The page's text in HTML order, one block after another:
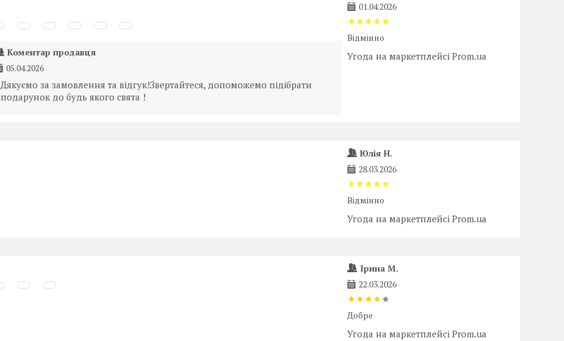
Коментар продавця
05.04.2026
Дякуємо за замовлення та відгук!Звертайтеся, допоможемо підібрати
подарунок до будь якого свята !
01.04.2026
Відмінно
Угода на маркетплейсі Prom.ua
Юлія Н.
28.03.2026
Відмінно
Угода на маркетплейсі Prom.ua
Ірина М.
22.03.2026
Добре
Угода на маркетплейсі Prom.ua